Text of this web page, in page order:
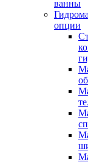
ванны
опции